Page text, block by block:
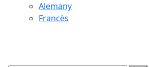
Alemany
Francès